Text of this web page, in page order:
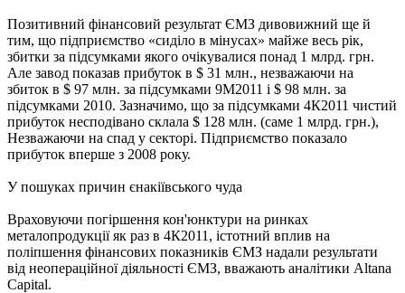
Позитивний фінансовий результат ЄМЗ дивовижний ще й
тим, що підприємство «сиділо в мінусах» майже весь рік,
збитки за підсумками якого очікувалися понад 1 млрд. грн.
Але завод показав прибуток в $ 31 млн., незважаючи на
збиток в $ 97 млн. за підсумками 9М2011 і $ 98 млн. за
підсумками 2010. Зазначимо, що за підсумками 4К2011 чистий
прибуток несподівано склала $ 128 млн. (саме 1 млрд. грн.),
Незважаючи на спад у секторі. Підприємство показало
прибуток вперше з 2008 року.
У пошуках причин єнакіївського чуда
Враховуючи погіршення кон'юнктури на ринках
металопродукції як раз в 4К2011, істотний вплив на
поліпшення фінансових показників ЄМЗ надали результати
від неопераційної діяльності ЄМЗ, вважають аналітики Altana
Capital.